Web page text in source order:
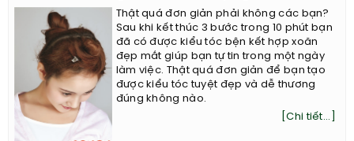
Thật quá đơn giản phải không các bạn?
Sau khi kết thúc 3 bước trong 10 phút bạn
đã có được kiểu tóc bện kết hợp xoăn
đẹp mắt giúp bạn tự tin trong một ngày
làm việc. Thật quá đơn giản để bạn tạo
được kiểu tóc tuyệt đẹp và dễ thương
đúng không nào.
[Chi tiết...]